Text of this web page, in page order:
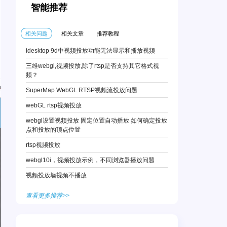
智能推荐
相关问题 相关文章 推荐教程
idesktop 9d中视频投放功能无法显示和播放视频
三维webgl,视频投放,除了rtsp是否支持其它格式视
频？
SuperMap WebGL RTSP视频流投放问题
webGL rtsp视频投放
webgl设置视频投放 固定位置自动播放 如何确定投放
点和投放的顶点位置
rtsp视频投放
webgl10i，视频投放示例，不同浏览器播放问题
视频投放墙视频不播放
查看更多推荐>>